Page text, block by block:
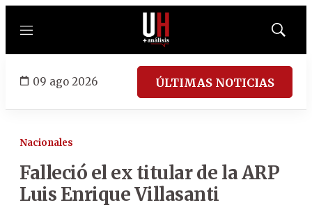
Menú
Mostrar
09 ago 2026 ÚLTIMAS NOTICIAS
Nacionales
Falleció el ex titular de la ARP
Luis Enrique Villasanti